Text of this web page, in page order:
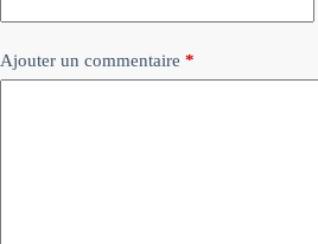
Ajouter un commentaire *